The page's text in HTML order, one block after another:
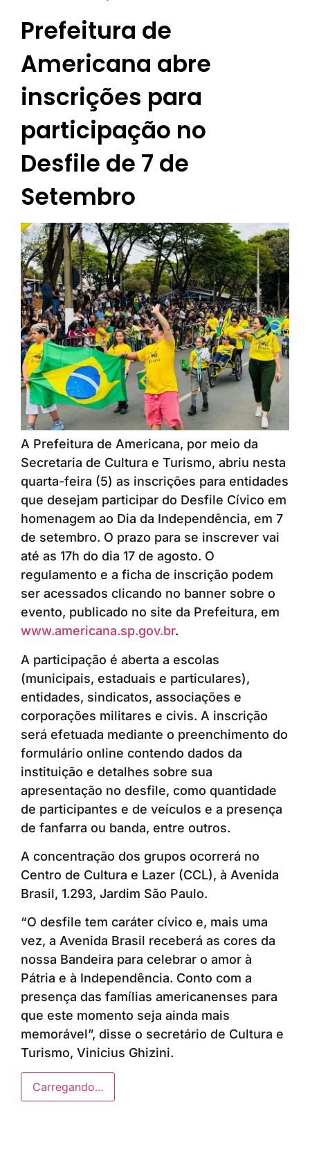
Prefeitura de
Americana abre
inscrições para
participação no
Desfile de 7 de
Setembro
A Prefeitura de Americana, por meio da
Secretaria de Cultura e Turismo, abriu nesta
quarta-feira (5) as inscrições para entidades
que desejam participar do Desfile Cívico em
homenagem ao Dia da Independência, em 7
de setembro. O prazo para se inscrever vai
até as 17h do dia 17 de agosto. O
regulamento e a ficha de inscrição podem
ser acessados clicando no banner sobre o
evento, publicado no site da Prefeitura, em
www.americana.sp.gov.br.
A participação é aberta a escolas
(municipais, estaduais e particulares),
entidades, sindicatos, associações e
corporações militares e civis. A inscrição
será efetuada mediante o preenchimento do
formulário online contendo dados da
instituição e detalhes sobre sua
apresentação no desfile, como quantidade
de participantes e de veículos e a presença
de fanfarra ou banda, entre outros.
A concentração dos grupos ocorrerá no
Centro de Cultura e Lazer (CCL), à Avenida
Brasil, 1.293, Jardim São Paulo.
“O desfile tem caráter cívico e, mais uma
vez, a Avenida Brasil receberá as cores da
nossa Bandeira para celebrar o amor à
Pátria e à Independência. Conto com a
presença das famílias americanenses para
que este momento seja ainda mais
memorável”, disse o secretário de Cultura e
Turismo, Vinicius Ghizini.
Carregando...